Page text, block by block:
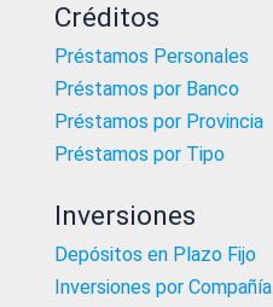
Créditos
Préstamos Personales
Préstamos por Banco
Préstamos por Provincia
Préstamos por Tipo
Inversiones
Depósitos en Plazo Fijo
Inversiones por Compañía